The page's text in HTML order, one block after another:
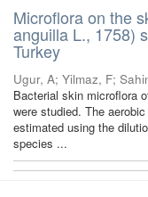
Microflora on the
anguilla L., 1758)
Turkey
Ugur, A; Yilmaz, F;
Bacterial skin microflora
were studied. The
estimated using the
species ...